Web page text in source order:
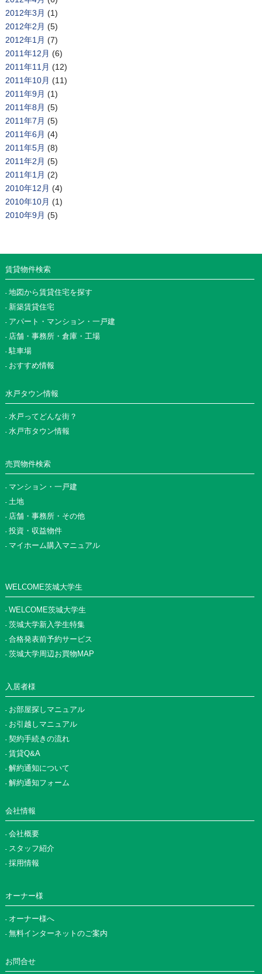
2012年3月 (1)
2012年2月 (5)
2012年1月 (7)
2011年12月 (6)
2011年11月 (12)
2011年10月 (11)
2011年9月 (1)
2011年8月 (5)
2011年7月 (5)
2011年6月 (4)
2011年5月 (8)
2011年2月 (5)
2011年1月 (2)
2010年12月 (4)
2010年10月 (1)
2010年9月 (5)
賃貸物件検索
地図から賃貸住宅を探す
新築賃貸住宅
アパート・マンション・一戸建
店舗・事務所・倉庫・工場
駐車場
おすすめ情報
水戸タウン情報
水戸ってどんな街？
水戸市タウン情報
売買物件検索
マンション・一戸建
土地
店舗・事務所・その他
投資・収益物件
マイホーム購入マニュアル
WELCOME茨城大学生
WELCOME茨城大学生
茨城大学新入学生特集
合格発表前予約サービス
茨城大学周辺お買物MAP
入居者様
お部屋探しマニュアル
お引越しマニュアル
契約手続きの流れ
賃貸Q&A
解約通知について
解約通知フォーム
会社情報
会社概要
スタッフ紹介
採用情報
オーナー様
オーナー様へ
無料インターネットのご案内
お問合せ